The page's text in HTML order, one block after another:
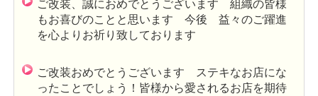
ご改装、誠におめでとうございます 組織の皆様
もお喜びのことと思います 今後 益々のご躍進
を心よりお祈り致しております
ご改装おめでとうございます ステキなお店にな
ったことでしょう！皆様から愛されるお店を期待